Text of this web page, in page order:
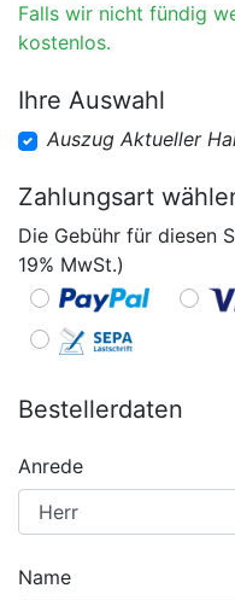
Falls wir nicht fündig
kostenlos.
Ihre Auswahl
Auszug Aktueller
Zahlungsart
Die Gebühr für diesen
19% MwSt.)
Bestellerdaten
Anrede
Name